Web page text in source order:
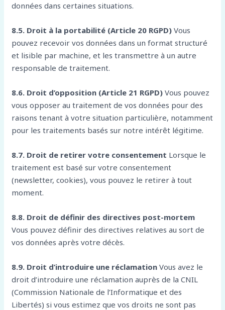
données dans certaines situations.
8.5. Droit à la portabilité (Article 20 RGPD) Vous
pouvez recevoir vos données dans un format structuré
et lisible par machine, et les transmettre à un autre
responsable de traitement.
8.6. Droit d’opposition (Article 21 RGPD) Vous pouvez
vous opposer au traitement de vos données pour des
raisons tenant à votre situation particulière, notamment
pour les traitements basés sur notre intérêt légitime.
8.7. Droit de retirer votre consentement Lorsque le
traitement est basé sur votre consentement
(newsletter, cookies), vous pouvez le retirer à tout
moment.
8.8. Droit de définir des directives post-mortem
Vous pouvez définir des directives relatives au sort de
vos données après votre décès.
8.9. Droit d’introduire une réclamation Vous avez le
droit d’introduire une réclamation auprès de la CNIL
(Commission Nationale de l’Informatique et des
Libertés) si vous estimez que vos droits ne sont pas